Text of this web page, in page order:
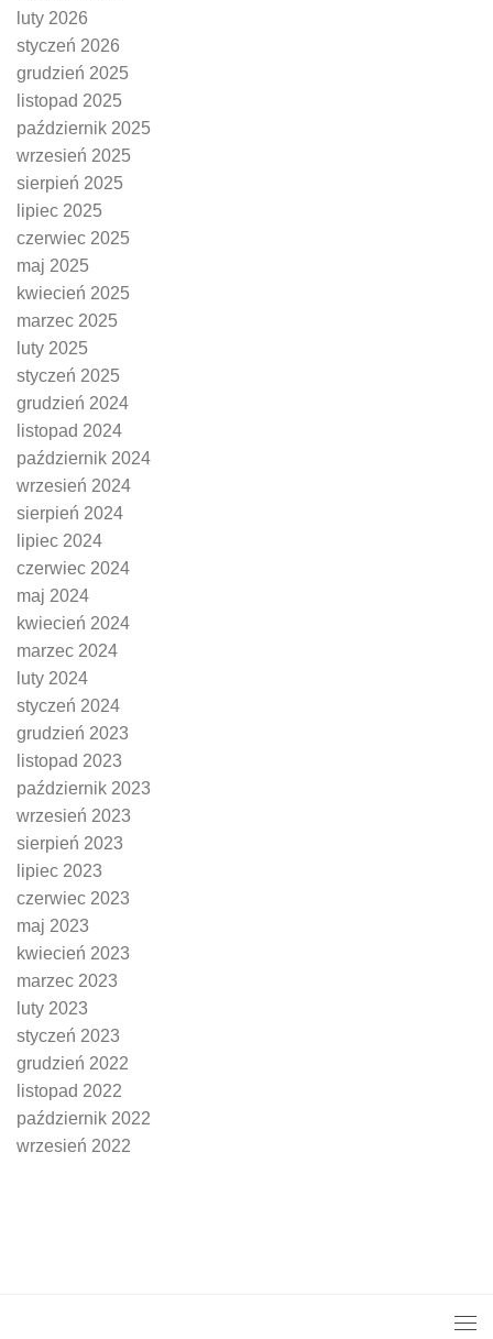
luty 2026
styczeń 2026
grudzień 2025
listopad 2025
październik 2025
wrzesień 2025
sierpień 2025
lipiec 2025
czerwiec 2025
maj 2025
kwiecień 2025
marzec 2025
luty 2025
styczeń 2025
grudzień 2024
listopad 2024
październik 2024
wrzesień 2024
sierpień 2024
lipiec 2024
czerwiec 2024
maj 2024
kwiecień 2024
marzec 2024
luty 2024
styczeń 2024
grudzień 2023
listopad 2023
październik 2023
wrzesień 2023
sierpień 2023
lipiec 2023
czerwiec 2023
maj 2023
kwiecień 2023
marzec 2023
luty 2023
styczeń 2023
grudzień 2022
listopad 2022
październik 2022
wrzesień 2022